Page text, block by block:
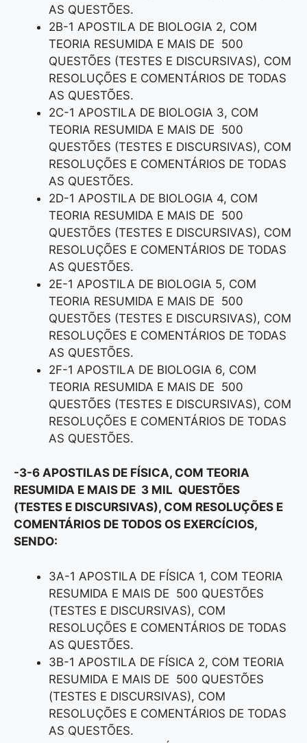
AS QUESTÕES.
2B-1 APOSTILA DE BIOLOGIA 2, COM
TEORIA RESUMIDA E MAIS DE 500
QUESTÕES (TESTES E DISCURSIVAS), COM
RESOLUÇÕES E COMENTÁRIOS DE TODAS
AS QUESTÕES.
2C-1 APOSTILA DE BIOLOGIA 3, COM
TEORIA RESUMIDA E MAIS DE 500
QUESTÕES (TESTES E DISCURSIVAS), COM
RESOLUÇÕES E COMENTÁRIOS DE TODAS
AS QUESTÕES.
2D-1 APOSTILA DE BIOLOGIA 4, COM
TEORIA RESUMIDA E MAIS DE 500
QUESTÕES (TESTES E DISCURSIVAS), COM
RESOLUÇÕES E COMENTÁRIOS DE TODAS
AS QUESTÕES.
2E-1 APOSTILA DE BIOLOGIA 5, COM
TEORIA RESUMIDA E MAIS DE 500
QUESTÕES (TESTES E DISCURSIVAS), COM
RESOLUÇÕES E COMENTÁRIOS DE TODAS
AS QUESTÕES.
2F-1 APOSTILA DE BIOLOGIA 6, COM
TEORIA RESUMIDA E MAIS DE 500
QUESTÕES (TESTES E DISCURSIVAS), COM
RESOLUÇÕES E COMENTÁRIOS DE TODAS
AS QUESTÕES.
-3-6 APOSTILAS DE FÍSICA, COM TEORIA
RESUMIDA E MAIS DE 3 MIL QUESTÕES
(TESTES E DISCURSIVAS), COM RESOLUÇÕES E
COMENTÁRIOS DE TODOS OS EXERCÍCIOS,
SENDO:
3A-1 APOSTILA DE FÍSICA 1, COM TEORIA
RESUMIDA E MAIS DE 500 QUESTÕES
(TESTES E DISCURSIVAS), COM
RESOLUÇÕES E COMENTÁRIOS DE TODAS
AS QUESTÕES.
3B-1 APOSTILA DE FÍSICA 2, COM TEORIA
RESUMIDA E MAIS DE 500 QUESTÕES
(TESTES E DISCURSIVAS), COM
RESOLUÇÕES E COMENTÁRIOS DE TODAS
AS QUESTÕES.